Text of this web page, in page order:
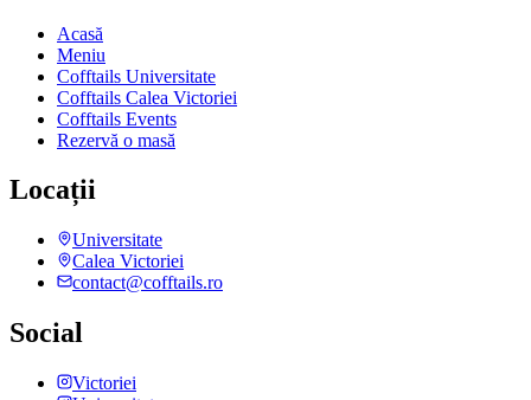
Acasă
Meniu
Cofftails Universitate
Cofftails Calea Victoriei
Cofftails Events
Rezervă o masă
Locații
Universitate
Calea Victoriei
contact@cofftails.ro
Social
Victoriei